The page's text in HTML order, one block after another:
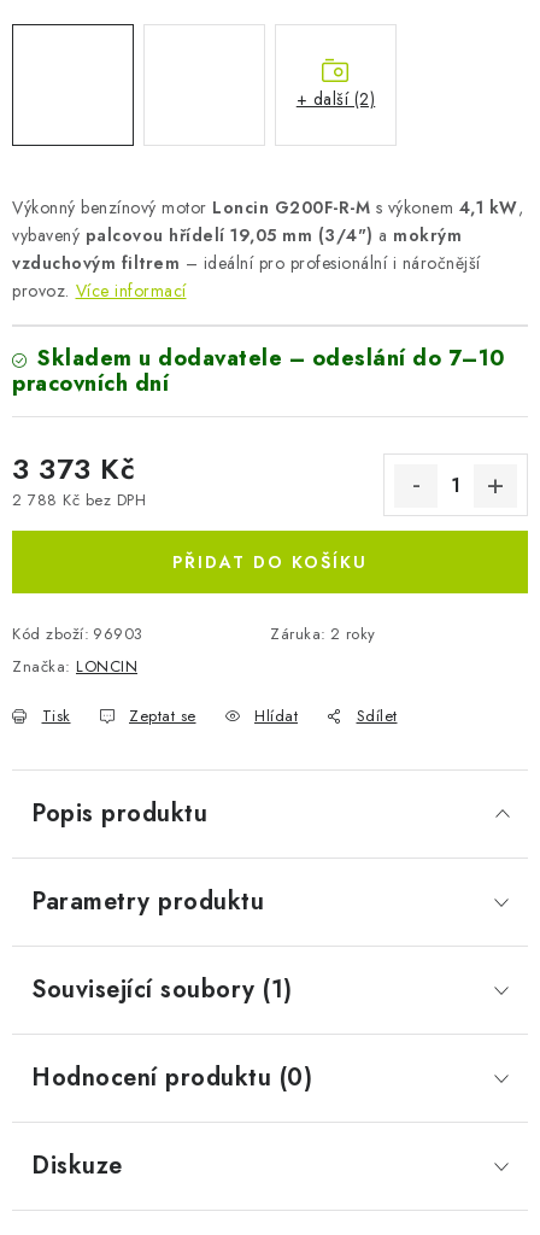
Reklamační řád
Výkonný benzínový motor Loncin G200F-R-M s výkonem 4,1 kW,
vybavený palcovou hřídelí 19,05 mm (3/4") a mokrým
vzduchovým filtrem – ideální pro profesionální i náročnější
provoz. Více informací
Skladem u dodavatele – odeslání do 7–10
pracovních dní
3 373 Kč
2 788 Kč bez DPH
PŘIDAT DO KOŠÍKU
Kód zboží: 96903 Záruka: 2 roky
Značka: LONCIN
Tisk Zeptat se Hlídat Sdílet
+ další (2)
Popis produktu
Parametry produktu
Související soubory (1)
Hodnocení produktu (0)
Diskuze